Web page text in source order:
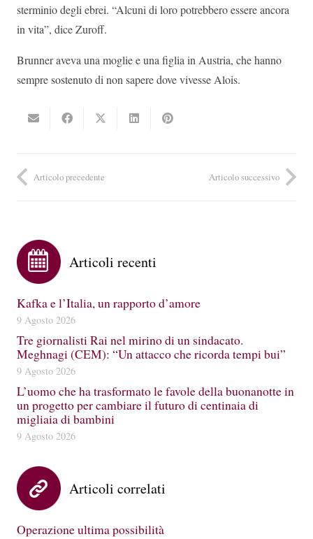
sterminio degli ebrei. “Alcuni di loro potrebbero essere ancora
in vita”, dice Zuroff.
Brunner aveva una moglie e una figlia in Austria, che hanno
sempre sostenuto di non sapere dove vivesse Alois.
Articolo precedente Articolo successivo
Articoli recenti
Kafka e l’Italia, un rapporto d’amore
9 Agosto 2026
Tre giornalisti Rai nel mirino di un sindacato.
Meghnagi (CEM): “Un attacco che ricorda tempi bui”
9 Agosto 2026
L’uomo che ha trasformato le favole della buonanotte in
un progetto per cambiare il futuro di centinaia di
migliaia di bambini
9 Agosto 2026
Articoli correlati
Operazione ultima possibilità